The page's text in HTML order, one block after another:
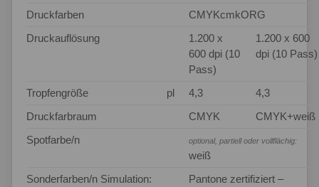
Druckfarben
CMYKcmkORG
Druckauflösung
1.200 x
600 dpi (10
Pass)
1.200 x 600
dpi (10 Pass)
Tropfengröße pl 4,3
4,3
Druckfarbraum
CMYK
CMYK+weiß
Spotfarbe/n
optional, partiell oder vollflächig:
weiß
Sonderfarben/n Simulation:
Pantone zertifiziert –